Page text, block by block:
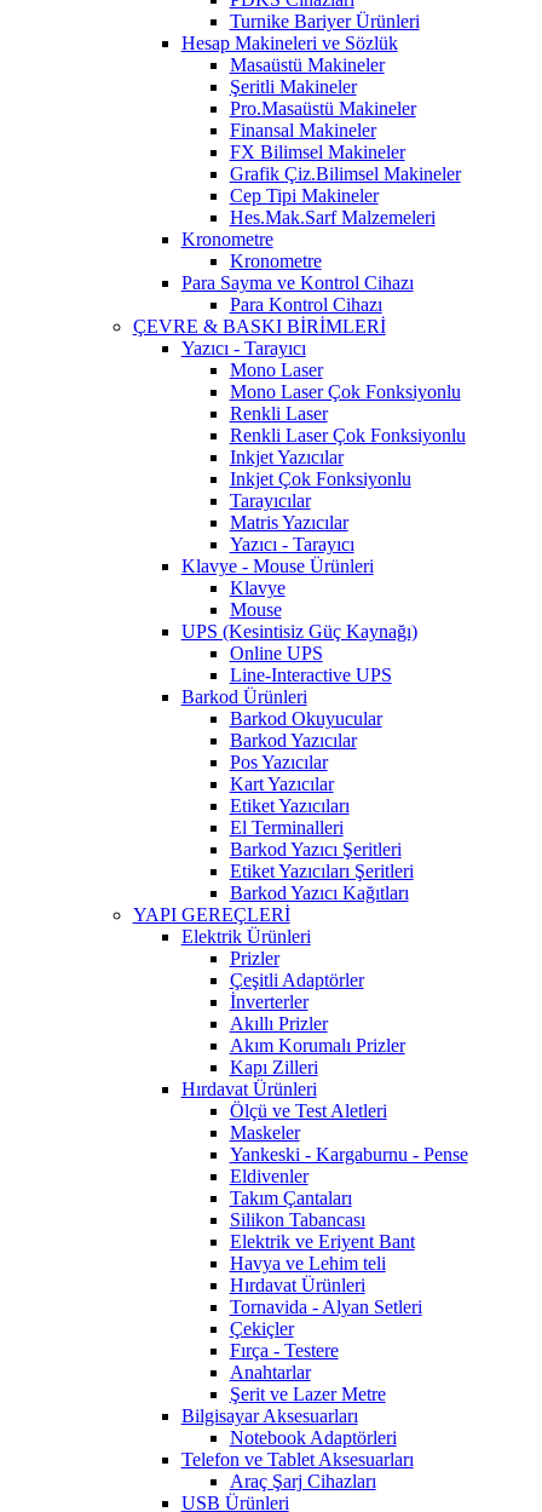
Turnike Bariyer Ürünleri
Hesap Makineleri ve Sözlük
Masaüstü Makineler
Şeritli Makineler
Pro.Masaüstü Makineler
Finansal Makineler
FX Bilimsel Makineler
Grafik Çiz.Bilimsel Makineler
Cep Tipi Makineler
Hes.Mak.Sarf Malzemeleri
Kronometre
Kronometre
Para Sayma ve Kontrol Cihazı
Para Kontrol Cihazı
ÇEVRE & BASKI BİRİMLERİ
Yazıcı - Tarayıcı
Mono Laser
Mono Laser Çok Fonksiyonlu
Renkli Laser
Renkli Laser Çok Fonksiyonlu
Inkjet Yazıcılar
Inkjet Çok Fonksiyonlu
Tarayıcılar
Matris Yazıcılar
Yazıcı - Tarayıcı
Klavye - Mouse Ürünleri
Klavye
Mouse
UPS (Kesintisiz Güç Kaynağı)
Online UPS
Line-Interactive UPS
Barkod Ürünleri
Barkod Okuyucular
Barkod Yazıcılar
Pos Yazıcılar
Kart Yazıcılar
Etiket Yazıcıları
El Terminalleri
Barkod Yazıcı Şeritleri
Etiket Yazıcıları Şeritleri
Barkod Yazıcı Kağıtları
YAPI GEREÇLERİ
Elektrik Ürünleri
Prizler
Çeşitli Adaptörler
İnverterler
Akıllı Prizler
Akım Korumalı Prizler
Kapı Zilleri
Hırdavat Ürünleri
Ölçü ve Test Aletleri
Maskeler
Yankeski - Kargaburnu - Pense
Eldivenler
Takım Çantaları
Silikon Tabancası
Elektrik ve Eriyent Bant
Havya ve Lehim teli
Hırdavat Ürünleri
Tornavida - Alyan Setleri
Çekiçler
Fırça - Testere
Anahtarlar
Şerit ve Lazer Metre
Bilgisayar Aksesuarları
Notebook Adaptörleri
Telefon ve Tablet Aksesuarları
Araç Şarj Cihazları
USB Ürünleri